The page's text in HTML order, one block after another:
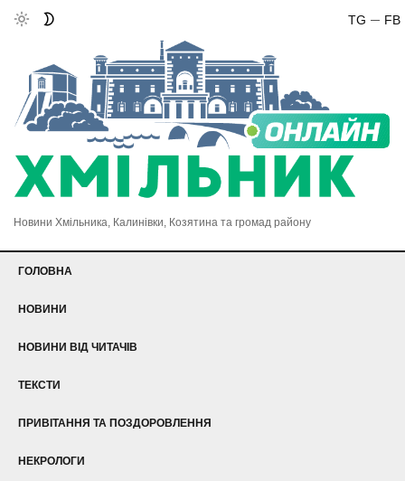
FB
TG
Новини Хмільника, Калинівки, Козятина та громад району
ГОЛОВНА
НОВИНИ
НОВИНИ ВІД ЧИТАЧІВ
ТЕКСТИ
ПРИВІТАННЯ ТА ПОЗДОРОВЛЕННЯ
НЕКРОЛОГИ